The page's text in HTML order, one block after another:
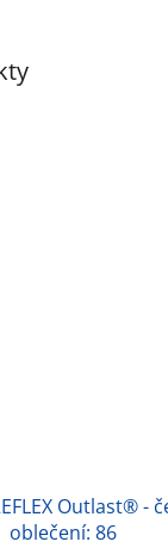
Outlast® -
oblečení: 86